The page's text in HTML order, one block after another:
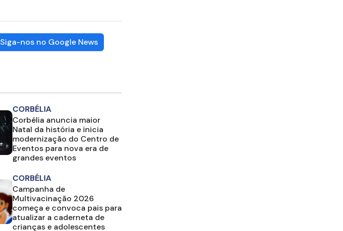
Siga-nos no Google News
CORBÉLIA
Corbélia anuncia maior
Natal da história e inicia
modernização do Centro de
Eventos para nova era de
grandes eventos
CORBÉLIA
Campanha de
Multivacinação 2026
começa e convoca pais para
atualizar a caderneta de
crianças e adolescentes